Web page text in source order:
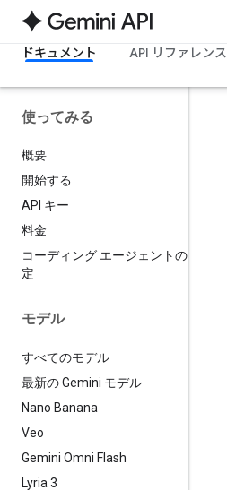
ドキュメント API リファレンス
使ってみる
概要
開始する
API キー
料金
コーディング エージェントの設
定
モデル
すべてのモデル
最新の Gemini モデル
Nano Banana
Veo
Gemini Omni Flash
Lyria 3